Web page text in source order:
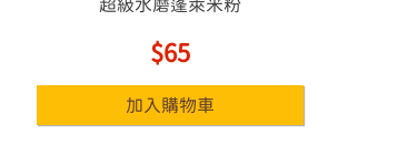
超級水磨蓬萊米粉
$65